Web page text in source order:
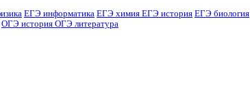
ЕГЭ информатика ЕГЭ химия ЕГЭ история ЕГЭ биология
ОГЭ история ОГЭ литература